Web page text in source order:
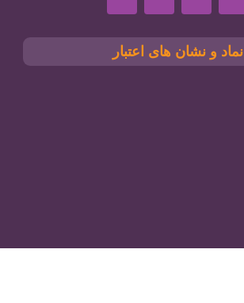
نماد و نشان های اعتبار